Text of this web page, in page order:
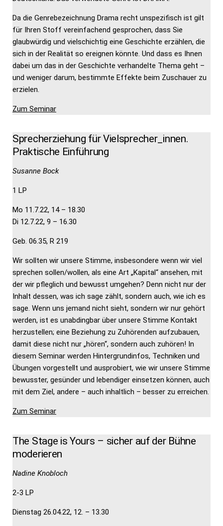
Da die Genrebezeichnung Drama recht unspezifisch ist gilt
für Ihren Stoff vereinfachend gesprochen, dass Sie
glaubwürdig und vielschichtig eine Geschichte erzählen, die
sich in der Realität so ereignen könnte. Und dass es Ihnen
dabei um das in der Geschichte verhandelte Thema geht –
und weniger darum, bestimmte Effekte beim Zuschauer zu
erzielen.
Zum Seminar
Sprecherziehung für Vielsprecher_innen.
Praktische Einführung
Susanne Bock
1 LP
Mo 11.7.22, 14 – 18.30
Di 12.7.22, 9 – 16.30
Geb. 06.35, R 219
Wir sollten wir unsere Stimme, insbesondere wenn wir viel
sprechen sollen/wollen, als eine Art „Kapital“ ansehen, mit
der wir pfleglich und bewusst umgehen? Denn nicht nur der
Inhalt dessen, was ich sage zählt, sondern auch, wie ich es
sage. Wenn uns jemand nicht sieht, sondern wir nur gehört
werden, ist es unabdingbar über unsere Stimme Kontakt
herzustellen; eine Beziehung zu Zuhörenden aufzubauen,
damit diese nicht nur „hören“, sondern auch zuhören! In
diesem Seminar werden Hintergrundinfos, Techniken und
Übungen vorgestellt und ausprobiert, wie wir unsere Stimme
bewusster, gesünder und lebendiger einsetzen können, auch
mit dem Ziel, andere – auch inhaltlich – besser zu erreichen.
Zum Seminar
The Stage is Yours – sicher auf der Bühne
moderieren
Nadine Knobloch
2-3 LP
Dienstag 26.04.22, 12. – 13.30